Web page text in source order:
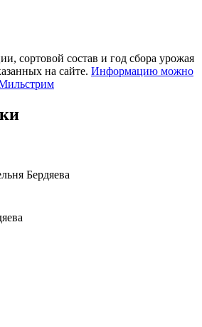
сортовой состав и год сбора урожая
на сайте. Информацию можно
Бердяева